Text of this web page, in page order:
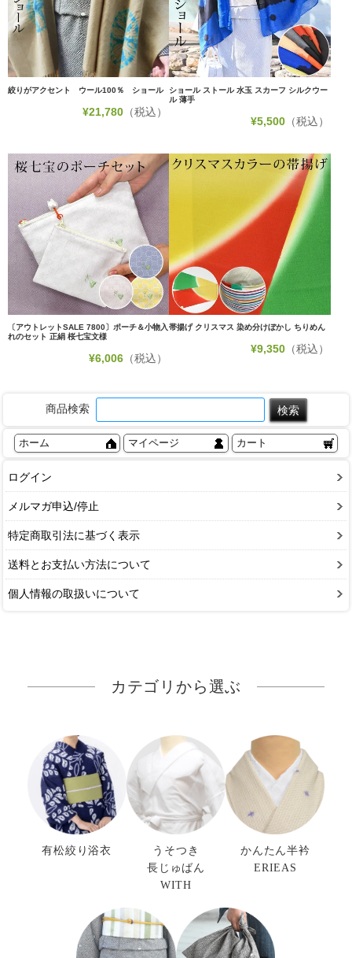
絞りがアクセント ウール100％ ショール
¥21,780 （税込）
ショール ストール 水玉 スカーフ シルクウー
ル 薄手
¥5,500（税込）
〔アウトレットSALE 7800〕ポーチ＆小物入
れのセット 正絹 桜七宝文様
¥6,006 （税込）
帯揚げ クリスマス 染め分けぼかし ちりめん
¥9,350（税込）
商品検索
ホーム マイページ カート
ログイン
メルマガ申込/停止
特定商取引法に基づく表示
送料とお支払い方法について
個人情報の取扱いについて
カテゴリから選ぶ
有松絞り浴衣
うそつき
長じゅばん
WITH
かんたん半衿
ERIEAS